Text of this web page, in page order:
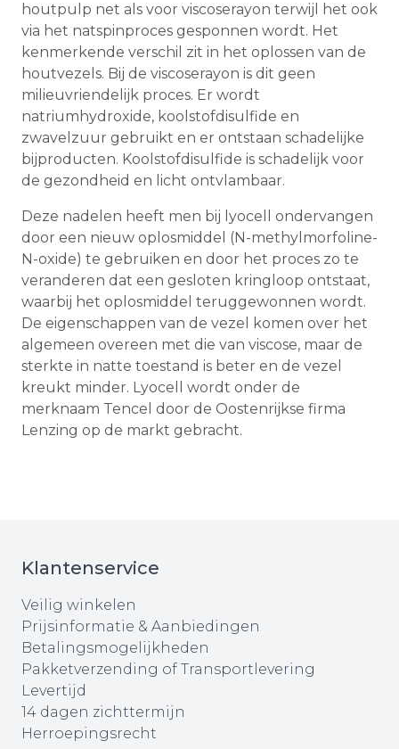
houtpulp net als voor viscoserayon terwijl het ook
via het natspinproces gesponnen wordt. Het
kenmerkende verschil zit in het oplossen van de
houtvezels. Bij de viscoserayon is dit geen
milieuvriendelijk proces. Er wordt
natriumhydroxide, koolstofdisulfide en
zwavelzuur gebruikt en er ontstaan schadelijke
bijproducten. Koolstofdisulfide is schadelijk voor
de gezondheid en licht ontvlambaar.
Deze nadelen heeft men bij lyocell ondervangen
door een nieuw oplosmiddel (N-methylmorfoline-
N-oxide) te gebruiken en door het proces zo te
veranderen dat een gesloten kringloop ontstaat,
waarbij het oplosmiddel teruggewonnen wordt.
De eigenschappen van de vezel komen over het
algemeen overeen met die van viscose, maar de
sterkte in natte toestand is beter en de vezel
kreukt minder. Lyocell wordt onder de
merknaam Tencel door de Oostenrijkse firma
Lenzing op de markt gebracht.
Klantenservice
Veilig winkelen
Prijsinformatie & Aanbiedingen
Betalingsmogelijkheden
Pakketverzending of Transportlevering
Levertijd
14 dagen zichttermijn
Herroepingsrecht